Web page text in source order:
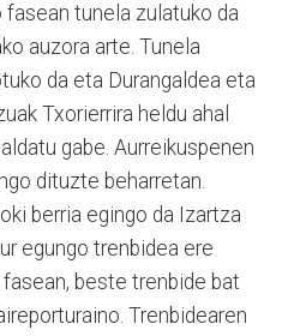
tunela zulatuko da
auzora arte. Tunela
da eta Durangaldea eta
Txorierrira heldu ahal
gabe. Aurreikuspenen
dituzte beharretan.
berria egingo da Izartza
egungo trenbidea ere
beste trenbide bat
Trenbidearen